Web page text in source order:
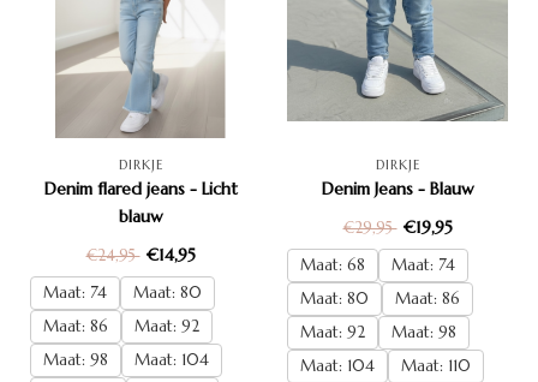
DIRKJE
Denim flared jeans - Licht
blauw
€24,95 €14,95
Maat: 74
Maat: 80
Maat: 86
Maat: 92
Maat: 98
Maat: 104
DIRKJE
Denim Jeans - Blauw
€29,95 €19,95
Maat: 68
Maat: 74
Maat: 80
Maat: 86
Maat: 92
Maat: 98
Maat: 104
Maat: 110